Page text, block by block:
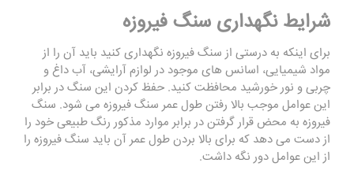
شرایط نگهداری سنگ فیروزه
برای اینکه به درستی از سنگ فیروزه نگهداری کنید باید آن را از
مواد شیمیایی، اسانس های موجود در لوازم آرایشی، آب داغ و
چربی و نور خورشید محافظت کنید. حفظ کردن این سنگ در برابر
این عوامل موجب بالا رفتن طول عمر سنگ فیروزه می شود. سنگ
فیروزه به محض قرار گرفتن در برابر موارد مذکور رنگ طبیعی خود را
از دست می دهد که برای بالا بردن طول عمر آن باید سنگ فیروزه را
از این عوامل دور نگه داشت.